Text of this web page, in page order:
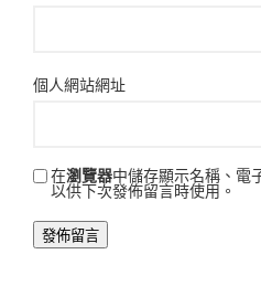
個人網站網址
在瀏覽器中儲存顯示名稱、電
以供下次發佈留言時使用。